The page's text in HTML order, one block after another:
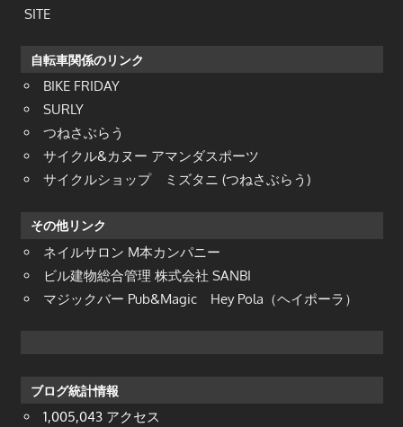
SITE
自転車関係のリンク
BIKE FRIDAY
SURLY
つねさぶらう
サイクル&カヌー アマンダスポーツ
サイクルショップ ミズタニ (つねさぶらう)
その他リンク
ネイルサロン M本カンパニー
ビル建物総合管理 株式会社 SANBI
マジックバー Pub&Magic Hey Pola（ヘイポーラ）
ブログ統計情報
1,005,043 アクセス